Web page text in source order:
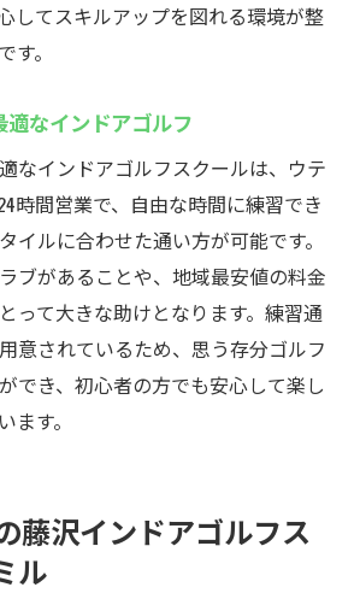
してスキルアップを図れる環境が整
す。
なインドアゴルフ
なインドアゴルフスクールは、ウテ
時間営業で、自由な時間に練習でき
イルに合わせた通い方が可能です。
ブがあることや、地域最安値の料金
って大きな助けとなります。練習通
意されているため、思う存分ゴルフ
でき、初心者の方でも安心して楽し
ます。
藤沢インドアゴルフス
ル